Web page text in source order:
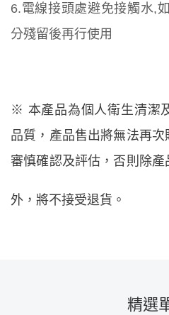
6.電線接頭處避免接觸水,
分殘留後再行使用
※ 本產品為個人衛生清潔
品質，產品售出將無法再
審慎確認及評估，否則除
外，將不接受退貨。
精選